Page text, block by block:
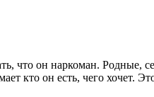
что он наркоман. Родные,
кто он есть, чего хочет.